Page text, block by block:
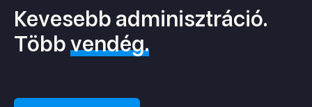
Kevesebb adminisztráció.
Többvendég.